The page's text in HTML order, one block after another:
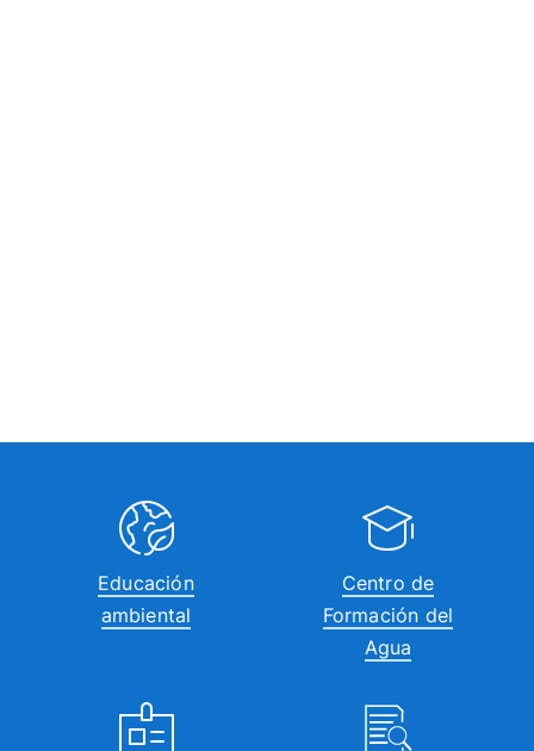
Educación
ambiental
Centro de
Formación del
Agua